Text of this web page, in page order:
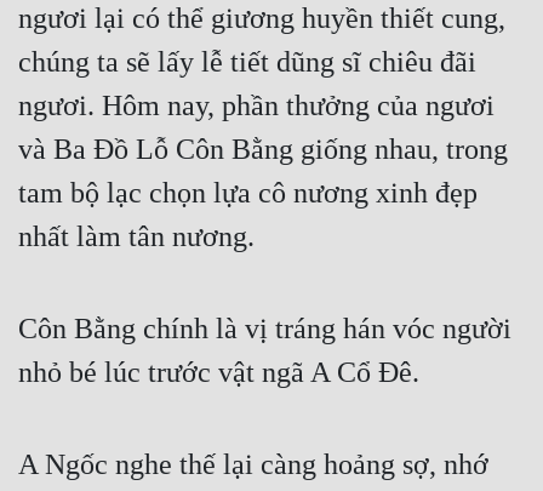
ngươi lại có thể giương huyền thiết cung,
chúng ta sẽ lấy lễ tiết dũng sĩ chiêu đãi
ngươi. Hôm nay, phần thưởng của ngươi
và Ba Đồ Lỗ Côn Bằng giống nhau, trong
tam bộ lạc chọn lựa cô nương xinh đẹp
nhất làm tân nương.
Côn Bằng chính là vị tráng hán vóc người
nhỏ bé lúc trước vật ngã A Cổ Đê.
A Ngốc nghe thế lại càng hoảng sợ, nhớ